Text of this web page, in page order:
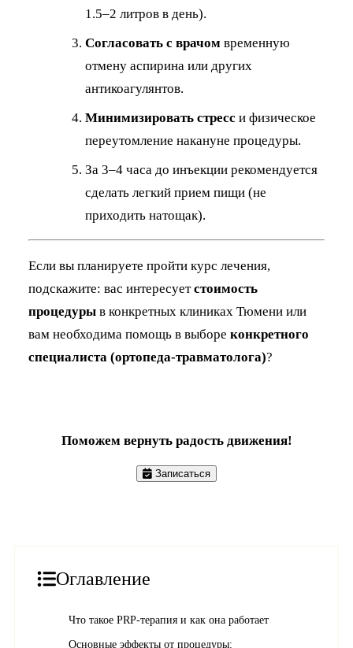
1.5–2 литров в день).
Согласовать с врачом временную
отмену аспирина или других
антикоагулянтов.
Минимизировать стресс и физическое
переутомление накануне процедуры.
За 3–4 часа до инъекции рекомендуется
сделать легкий прием пищи (не
приходить натощак).
Если вы планируете пройти курс лечения,
подскажите: вас интересуетстоимость
процедуры в конкретных клиниках Тюмени или
вам необходима помощь в выборе конкретного
специалиста (ортопеда-травматолога)?
Поможем вернуть радость движения!
Записаться
Оглавление
Что такое PRP-терапия и как она работает
Основные эффекты от процедуры: